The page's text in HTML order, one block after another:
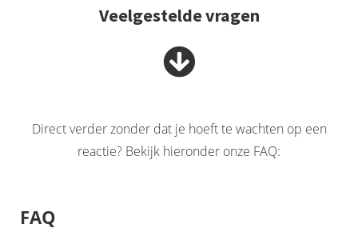
Veelgestelde vragen
Direct verder zonder dat je hoeft te wachten op een
reactie? Bekijk hieronder onze FAQ:
FAQ